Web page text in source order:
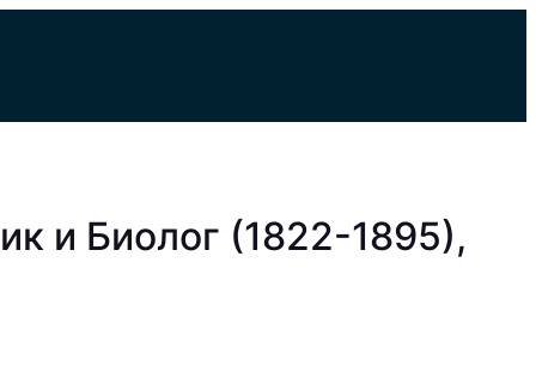
и Биолог (1822-1895),